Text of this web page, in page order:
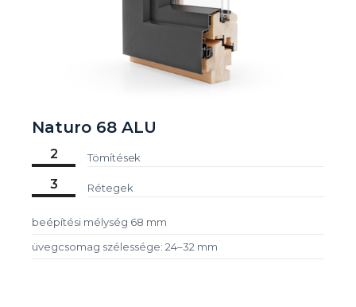
Naturo 68 ALU
2 Tömítések
3 Rétegek
beépítési mélység 68 mm
üvegcsomag szélessége: 24–32 mm